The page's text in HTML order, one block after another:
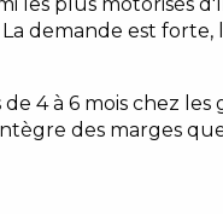
demande est forte,
4 à 6 mois chez les
des marges